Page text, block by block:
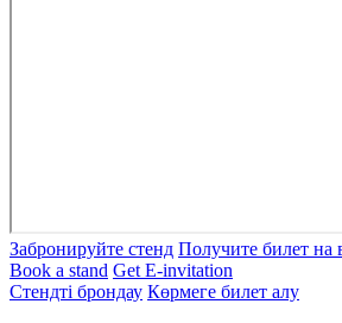
Забронируйте стенд Получите билет на
Book a stand Get E-invitation
Стендті брондау Көрмеге билет алу